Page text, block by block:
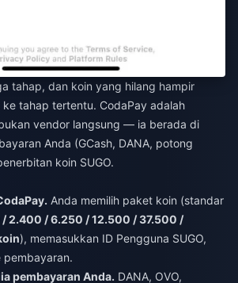
tahap, dan koin yang hilang hampir
tahap tertentu. CodaPay adalah
vendor langsung — ia berada di
Anda (GCash, DANA, potong
koin SUGO.
Anda memilih paket koin (standar
/ 2.400 / 6.250 / 12.500 / 37.500 /
), memasukkan ID Pengguna SUGO,
pembayaran.
pembayaran Anda. DANA, OVO,